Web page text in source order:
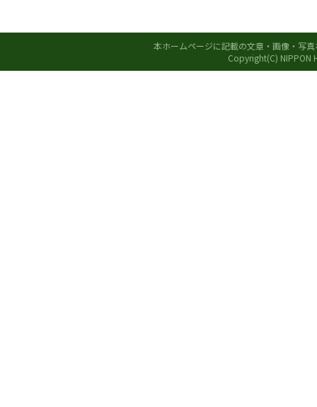
本ホームページに記載の文章・画像・写
Copyright(C) NIPPON